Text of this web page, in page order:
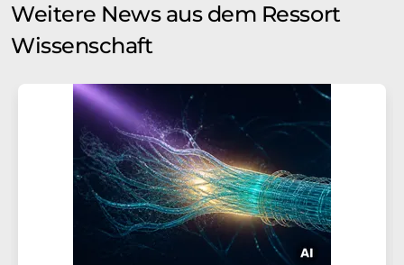
Weitere News aus dem Ressort
Wissenschaft